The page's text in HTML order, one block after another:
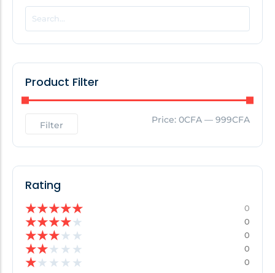
POPULAR THIS WEEK
No Posts Found!
No Posts Found!
Product Filter
Filter Price: 0CFA — 999CFA
Rating
★★★★★ 0
★★★★★ 0
★★★★ ★ 0
★★★ ★ ★ 0
★★ ★ ★ ★ 0